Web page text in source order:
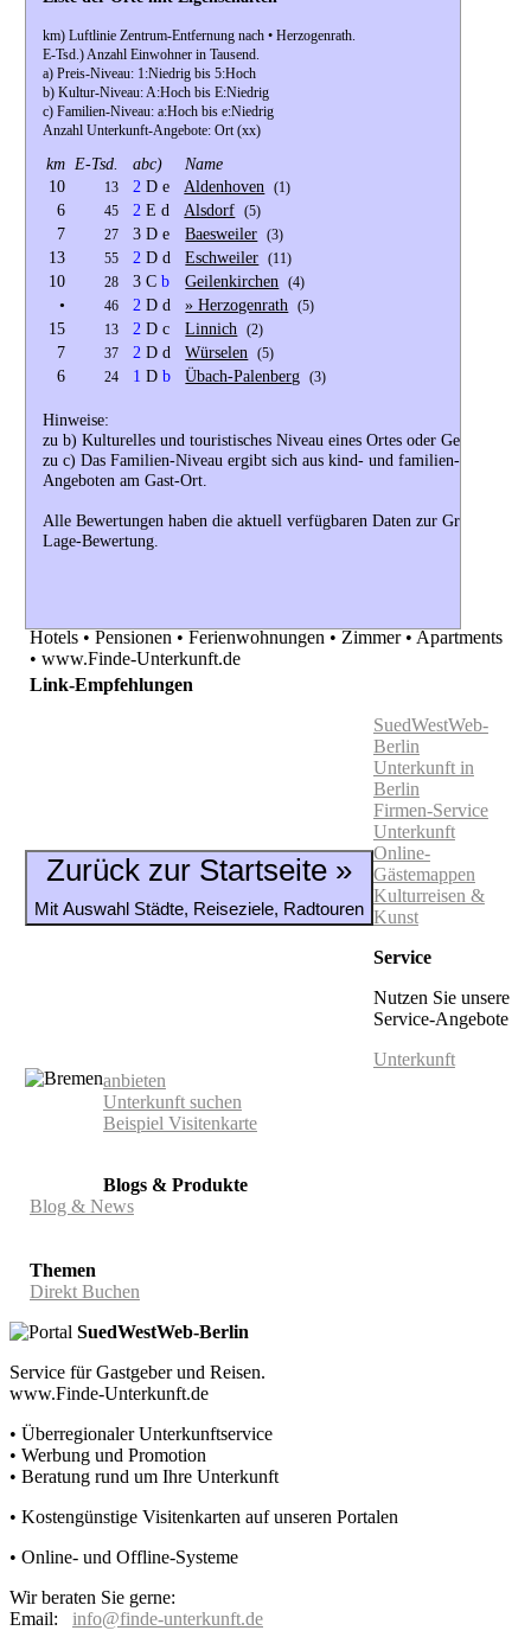
km) Luftlinie Zentrum-Entfernung nach • Herzogenrath.
E-Tsd.) Anzahl Einwohner in Tausend.
a) Preis-Niveau: 1:Niedrig bis 5:Hoch
b) Kultur-Niveau: A:Hoch bis E:Niedrig
c) Familien-Niveau: a:Hoch bis e:Niedrig
Anzahl Unterkunft-Angebote: Ort (xx)
km E-Tsd. abc)
Name
10
13 2 D e Aldenhoven (1)
6 45 2 E d Alsdorf (5)
7 27 3 D e Baesweiler (3)
13 55 2 D d Eschweiler (11)
10 28 3 Cb Geilenkirchen (4)
• 46 2 D d » Herzogenrath (5)
15 13 2 D c Linnich (2)
7 37 2 D d Würselen (5)
6 24 1 Db Übach-Palenberg (3)
Hinweise:
zu b) Kulturelles und touristisches Niveau eines Ortes oder Gebiets.
zu c) Das Familien-Niveau ergibt sich aus kind- und familien-
Angeboten am Gast-Ort.
Alle Bewertungen haben die aktuell verfügbaren Daten zur Grundlage.
Lage-Bewertung.
Zurück zur Startseite »
Mit Auswahl Städte, Reiseziele, Radtouren
Hotels • Pensionen • Ferienwohnungen • Zimmer • Apartments
• www.Finde-Unterkunft.de
Link-Empfehlungen
SuedWestWeb-
Berlin
Unterkunft in
Berlin
Firmen-Service
Unterkunft
Online-
Gästemappen
Kulturreisen &
Kunst
Service
Nutzen Sie unsere
Service-Angebote
Unterkunft
anbieten
Unterkunft suchen
Beispiel Visitenkarte
Blogs & Produkte
Blog & News
Themen
Direkt Buchen
SuedWestWeb-Berlin
Service für Gastgeber und Reisen.
www.Finde-Unterkunft.de
• Überregionaler Unterkunftservice
• Werbung und Promotion
• Beratung rund um Ihre Unterkunft
• Kostengünstige Visitenkarten auf unseren Portalen
• Online- und Offline-Systeme
Wir beraten Sie gerne:
Email: info@finde-unterkunft.de